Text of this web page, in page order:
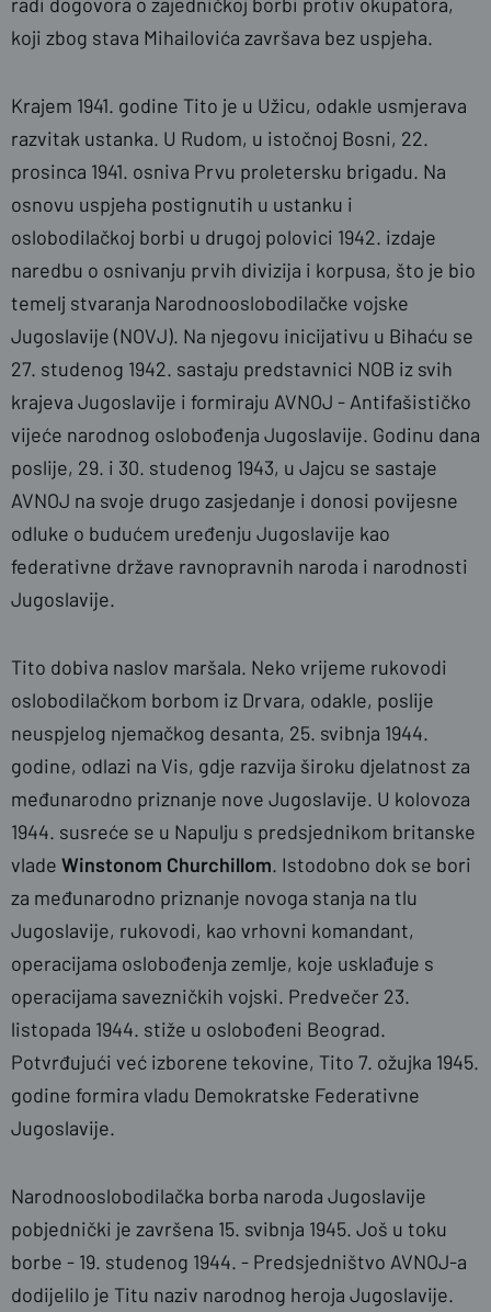
koji zbog stava Mihailovića završava bez uspjeha.
Krajem 1941. godine Tito je u Užicu, odakle usmjerava
razvitak ustanka. U Rudom, u istočnoj Bosni, 22.
prosinca 1941. osniva Prvu proletersku brigadu. Na
osnovu uspjeha postignutih u ustanku i
oslobodilačkoj borbi u drugoj polovici 1942. izdaje
naredbu o osnivanju prvih divizija i korpusa, što je bio
temelj stvaranja Narodnooslobodilačke vojske
Jugoslavije (NOVJ). Na njegovu inicijativu u Bihaću se
27. studenog 1942. sastaju predstavnici NOB iz svih
krajeva Jugoslavije i formiraju AVNOJ - Antifašističko
vijeće narodnog oslobođenja Jugoslavije. Godinu dana
poslije, 29. i 30. studenog 1943, u Jajcu se sastaje
AVNOJ na svoje drugo zasjedanje i donosi povijesne
odluke o budućem uređenju Jugoslavije kao
federativne države ravnopravnih naroda i narodnosti
Jugoslavije.
Tito dobiva naslov maršala. Neko vrijeme rukovodi
oslobodilačkom borbom iz Drvara, odakle, poslije
neuspjelog njemačkog desanta, 25. svibnja 1944.
godine, odlazi na Vis, gdje razvija široku djelatnost za
međunarodno priznanje nove Jugoslavije. U kolovoza
1944. susreće se u Napulju s predsjednikom britanske
vlade Winstonom Churchillom. Istodobno dok se bori
za međunarodno priznanje novoga stanja na tlu
Jugoslavije, rukovodi, kao vrhovni komandant,
operacijama oslobođenja zemlje, koje usklađuje s
operacijama savezničkih vojski. Predvečer 23.
listopada 1944. stiže u oslobođeni Beograd.
Potvrđujući već izborene tekovine, Tito 7. ožujka 1945.
godine formira vladu Demokratske Federativne
Jugoslavije.
Narodnooslobodilačka borba naroda Jugoslavije
pobjednički je završena 15. svibnja 1945. Još u toku
borbe - 19. studenog 1944. - Predsjedništvo AVNOJ-a
dodijelilo je Titu naziv narodnog heroja Jugoslavije.